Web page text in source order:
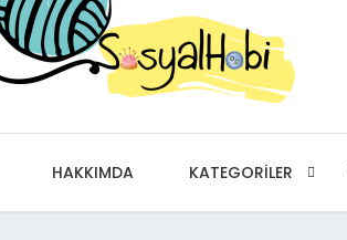
HAKKIMDA KATEGORILER